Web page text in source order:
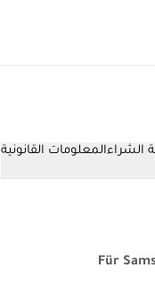
الشراءالمعلومات القانونية
Für